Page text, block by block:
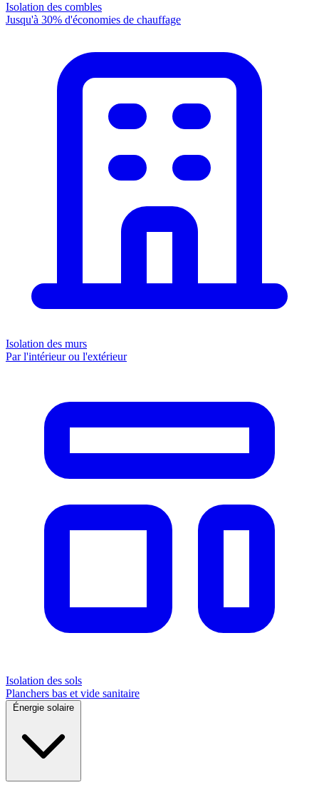
Isolation des combles
Jusqu'à 30% d'économies de chauffage
Isolation des murs
Par l'intérieur ou l'extérieur
Isolation des sols
Planchers bas et vide sanitaire